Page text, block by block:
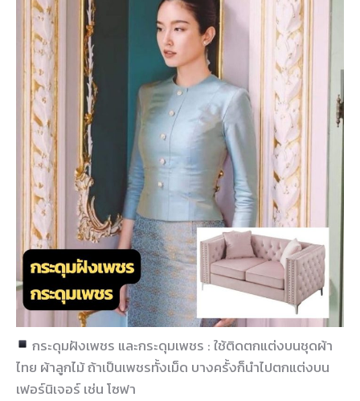
กระดุมฝังเพชร และกระดุมเพชร : ใช้ติดตกแต่งบนชุดผ้า
ไทย ผ้าลูกไม้ ถ้าเป็นเพชรทั้งเม็ด บางครั้งก็นำไปตกแต่งบน
เฟอร์นิเจอร์ เช่น โซฟา